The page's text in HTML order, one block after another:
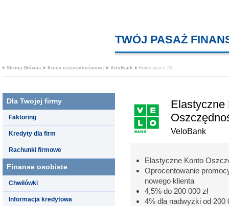
TWÓJ PASAŻ
Strona Główna Konta oszczędnościowe VeloBank Konto oszcz 25
Dla Twojej firmy
Faktoring
Kredyty dla firm
Rachunki firmowe
Finanse osobiste
Chwilówki
Informacja kredytowa
Elastyczne
VeloBank
Elastyczne Konto
Oprocentowanie
nowego klienta
4,5% do 200 000 zł
4% dla nadwyżki od 200